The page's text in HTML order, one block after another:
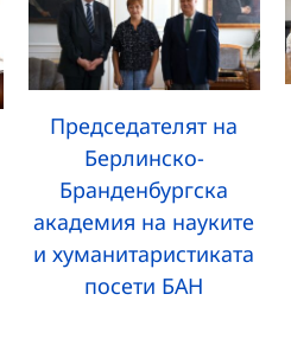
Председателят на
Берлинско-
Бранденбургска
академия на науките
и хуманитаристиката
посети БАН